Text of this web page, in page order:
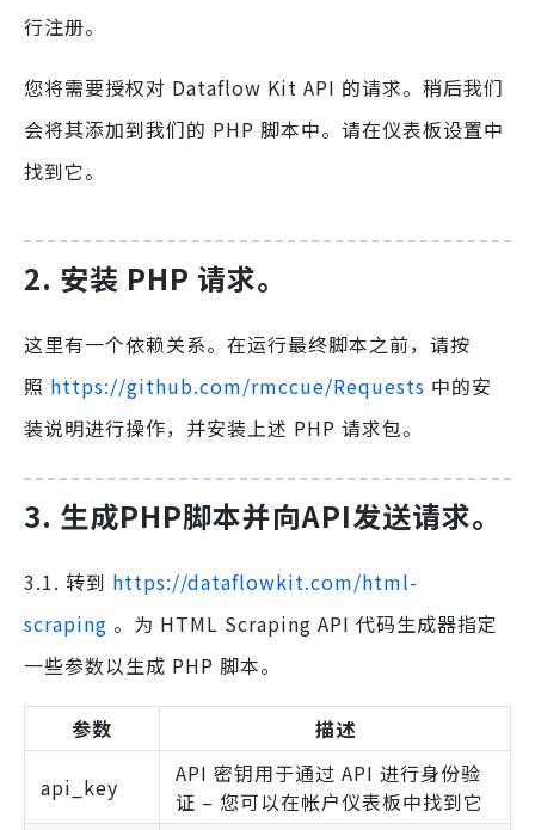
行注册。
您将需要授权对 Dataflow Kit API 的请求。稍后我们
会将其添加到我们的 PHP 脚本中。请在仪表板设置中
找到它。
2. 安装 PHP 请求。
这里有一个依赖关系。在运行最终脚本之前，请按
照 https://github.com/rmccue/Requests 中的安
装说明进行操作，并安装上述 PHP 请求包。
3. 生成PHP脚本并向API发送请求。
3.1. 转到 https://dataflowkit.com/html-
scraping 。为 HTML Scraping API 代码生成器指定
一些参数以生成 PHP 脚本。
参数 描述
api_key
API 密钥用于通过 API 进行身份验
证 – 您可以在帐户仪表板中找到它